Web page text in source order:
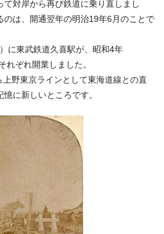
て対岸から再び鉄道に乗り直しまし
のは、開通翌年の明治19年6月のことで
に東武鉄道久喜駅が、昭和4年
れぞれ開業しました。
野東京ラインとして東海道線との直
に新しいところです。